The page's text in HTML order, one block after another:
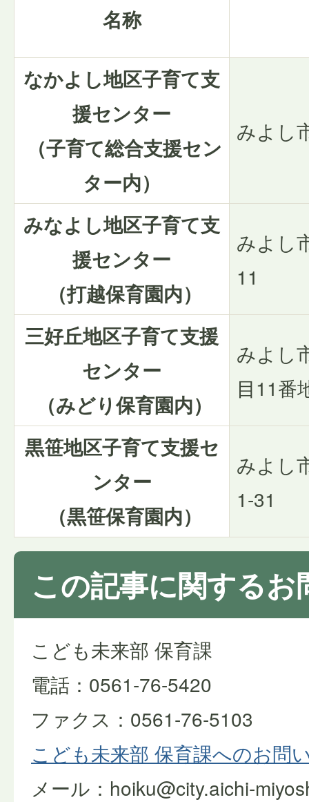
名称
なかよし地区子育て支
援センター
（子育て総合支援セン
ター内）
みよし
みなよし地区子育て支
援センター
（打越保育園内）
みよし
11
三好丘地区子育て支援
センター
（みどり保育園内）
みよし
目11番
黒笹地区子育て支援セ
ンター
（黒笹保育園内）
みよし
1-31
この記事に関するお
こども未来部 保育課
電話：0561-76-5420
ファクス：0561-76-5103
こども未来部 保育課へのお問
メール：hoiku@city.aichi-